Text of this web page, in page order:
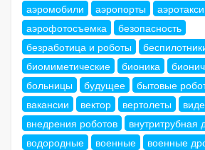
аэромобили
аэропорты
аэротакси
аэрофотосъемка
безопасность
безработица и роботы
биомиметические
бионика
больницы
будущее бытовые
вакансии
вектор вертолеты
внедрения роботов
внутритрубная
водородные
военные
военные